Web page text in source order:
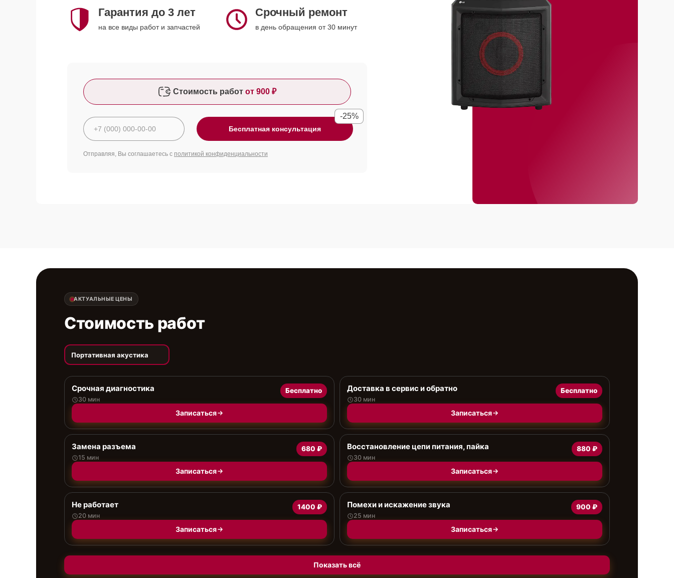
Гарантия до 3 лет
на все виды работ и запчастей
Срочный ремонт
в день обращения от 30 минут
Стоимость работ от 900 ₽
Бесплатная консультация
-25%
Отправляя, Вы соглашаетесь с политикой конфиденциальности
АКТУАЛЬНЫЕ ЦЕНЫ
Стоимость работ
Портативная акустика
Срочная диагностика
30 мин
Бесплатно
Записаться
Доставка в сервис и обратно
30 мин
Бесплатно
Записаться
Замена разъема
15 мин
680 ₽
Записаться
Восстановление цепи питания, пайка
30 мин
880 ₽
Записаться
Не работает
20 мин
1400 ₽
Записаться
Помехи и искажение звука
25 мин
900 ₽
Записаться
Показать всё